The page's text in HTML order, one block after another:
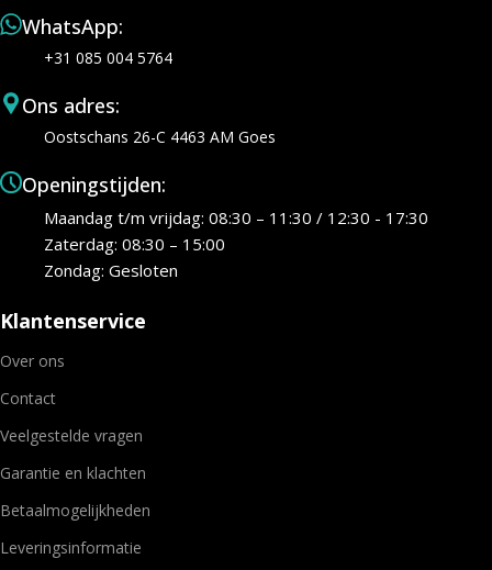
WhatsApp:
+31 085 004 5764
Ons adres:
Oostschans 26-C 4463 AM Goes
Openingstijden:
Maandag t/m vrijdag: 08:30 – 11:30 / 12:30 - 17:30
Zaterdag: 08:30 – 15:00
Zondag: Gesloten
Klantenservice
Over ons
Contact
Veelgestelde vragen
Garantie en klachten
Betaalmogelijkheden
Leveringsinformatie